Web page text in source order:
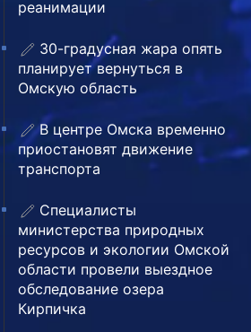
реанимации
30-градусная жара опять
планирует вернуться в
Омскую область
В центре Омска временно
приостановят движение
транспорта
Специалисты
министерства природных
ресурсов и экологии Омской
области провели выездное
обследование озера
Кирпичка